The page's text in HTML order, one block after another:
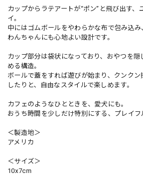
カップからラテアートが“ポン”と飛び出す、
イ。
中にはゴムボールをやわらかな布で包み込
わんちゃんにも心地よい設計です。
カップ部分は袋状になっており、おやつを
める構造。
ボールで蓋をすれば遊びが始まり、クンク
したりと、自由なスタイルで楽しめます。
カフェのようなひとときを、愛犬にも。
おうち時間を少しだけ特別にする、プレイフ
＜製造地＞
アメリカ
＜サイズ＞
10x7cm